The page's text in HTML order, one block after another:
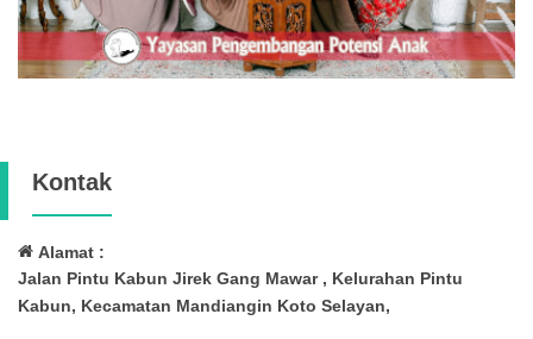
Kontak
Alamat :
Jalan Pintu Kabun Jirek Gang Mawar , Kelurahan Pintu
Kabun, Kecamatan Mandiangin Koto Selayan,